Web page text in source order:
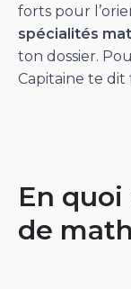
forts pour
spécialités
ton dossier.
Capitaine te dit
En quoi
de